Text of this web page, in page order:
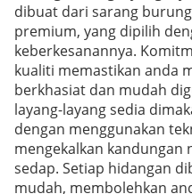
dibuat dari sarang
premium, yang dipilih
keberkesanannya.
kualiti memastikan anda
berkhasiat dan mudah
layang-layang sedia
dengan menggunakan
mengekalkan kandungan
sedap. Setiap hidangan
mudah, membolehkan